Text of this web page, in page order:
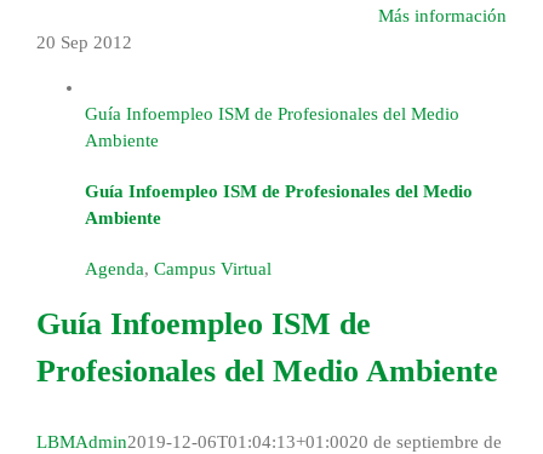
Más información
20 Sep 2012
Guía Infoempleo ISM de Profesionales del Medio
Ambiente
Guía Infoempleo ISM de Profesionales del Medio
Ambiente
Agenda, Campus Virtual
Guía Infoempleo ISM de
Profesionales del Medio Ambiente
LBMAdmin2019-12-06T01:04:13+01:0020 de septiembre de